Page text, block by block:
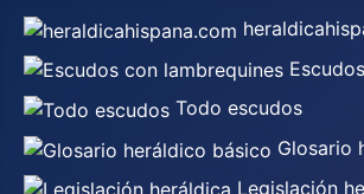
Todo escudos
Glosario
Legislación